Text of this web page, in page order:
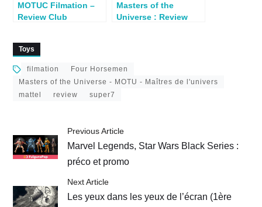
MOTUC Filmation –
Review Club
Masters of the
Universe : Review
Toys
filmation
Four Horsemen
Masters of the Universe - MOTU - Maîtres de l'univers
mattel
review super7
Previous Article
Marvel Legends, Star Wars Black Series :
préco et promo
Next Article
Les yeux dans les yeux de l’écran (1ère